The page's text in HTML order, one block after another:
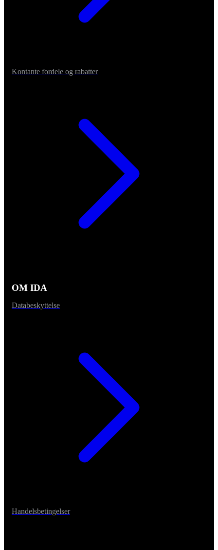
Kontante fordele og rabatter
OM IDA
Databeskyttelse
Handelsbetingelser